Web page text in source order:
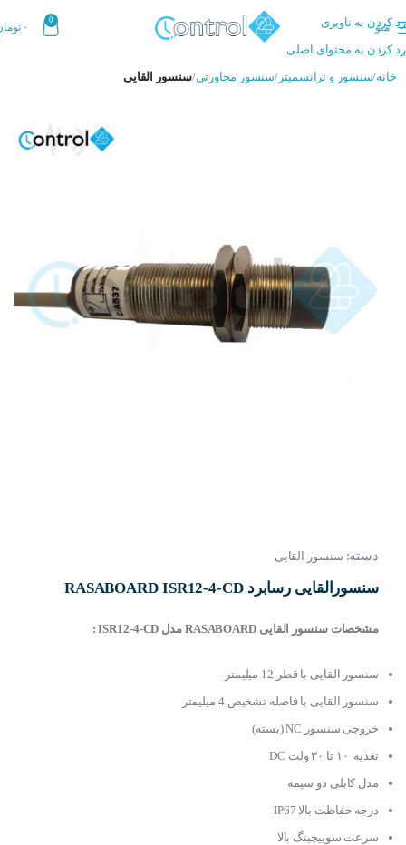
رد کردن به ناوبری
رد کردن به محتوای اصلی
منو
0
۰
خانه سنسور و ترانسمیتر سنسور مجاورتی سنسور القایی
دسته: سنسور القایی
سنسورالقایی رسابرد RASABOARD ISR12-4-CD
مشخصات سنسور القایی RASABOARD مدل ISR12-4-CD :
سنسور القایی با قطر 12 میلیمتر
سنسور القایی با فاصله تشخیص 4 میلیمتر
خروجی سنسور NC (بسته)
تغذیه ۱۰ تا ۳۰ ولت DC
مدل کابلی دو سیمه
درجه حفاظت بالا IP67
سرعت سوییچینگ بالا